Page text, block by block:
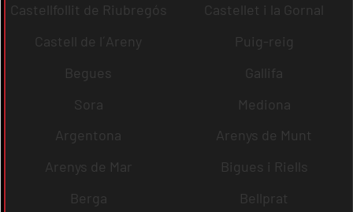
Castellfollit de Riubregós
Castellet i la Gornal
Castell de l´Areny
Puig-reig
Begues
Gallifa
Sora
Mediona
Argentona
Arenys de Munt
Arenys de Mar
Bigues i Riells
Berga
Bellprat